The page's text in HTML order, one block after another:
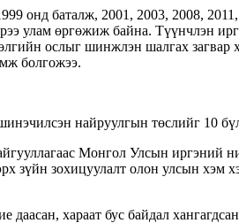
онд баталж, 2001, 2003, 2008,
улам өргөжиж байна. Түүнчлэн
ослыг шинжлэн шалгах
болгожээ.
найруулгын төслийг 10
Монгол Улсын иргэний
зүйн зохицуулалт олон улсын хэм
хараат бус байдал